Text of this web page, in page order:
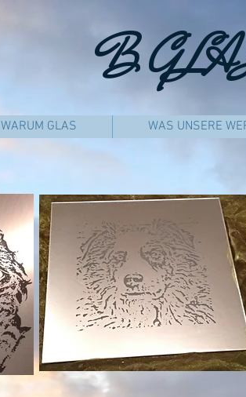
B
WARUM GLAS WAS UNSERE